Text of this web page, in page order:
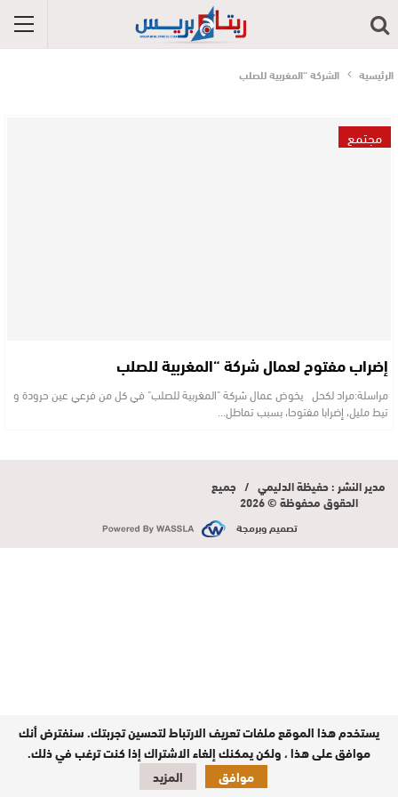
الرئيسية الشركة “المغربية للصلب
مجتمع
إضراب مفتوح لعمال شركة “المغربية للصلب
مراسلة:مراد لكحل يخوض عمال شركة "المغربية للصلب" في كل من فرعي عين حرودة و
تيط مليل، إضرابا مفتوحا، بسبب تماطل…
مدير النشر : حفيظة الدليمي / جميع
الحقوق محفوظة © 2026
تصميم وبرمجة
يستخدم هذا الموقع ملفات تعريف الارتباط لتحسين تجربتك. سنفترض أنك
موافق على هذا ، ولكن يمكنك إلغاء الاشتراك إذا كنت ترغب في ذلك.
موافق
المزيد